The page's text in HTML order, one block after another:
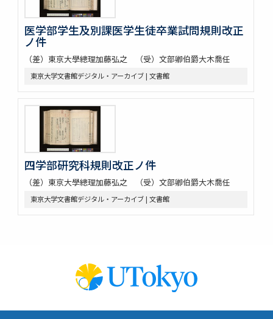
医学部学生及別課医学生徒卒業試問規則改正
ノ件
（差）東京大學總理加藤弘之 （受）文部卿伯爵大木喬任
東京大学文書館デジタル・アーカイブ | 文書館
四学部研究科規則改正ノ件
（差）東京大學總理加藤弘之 （受）文部卿伯爵大木喬任
東京大学文書館デジタル・アーカイブ | 文書館